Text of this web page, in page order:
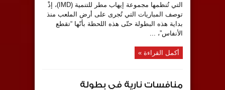
التي تُنظمها مجموعة إيهاب مطر للتنمية (IMD)، إذْ
توصف المباريات التي تُجرى على أرض الملعب منذ
بداية هذه البطولة حتّى هذه اللحظة بأنّها “تقطع
الأنفاس”، ...
أكمل القراءة »
منافسات نارية في بطولة